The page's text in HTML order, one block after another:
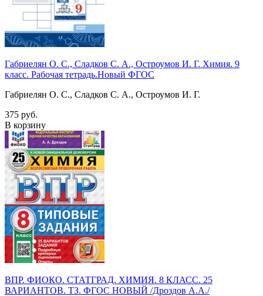
Габриелян О. С., Сладков С. А., Остроумов И. Г. Химия. 9
класс. Рабочая тетрадь.Новый ФГОС
Габриелян О. С., Сладков С. А., Остроумов И. Г.
375 руб.
В корзину
ВПР. ФИОКО. СТАТГРАД. ХИМИЯ. 8 КЛАСС. 25
ВАРИАНТОВ. ТЗ. ФГОС НОВЫЙ /Дроздов А.А./